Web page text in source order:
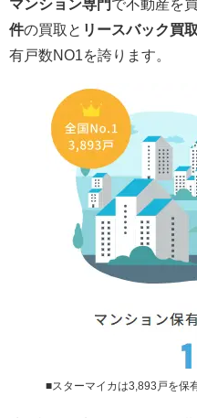
マンション専門で不動産を
件の買取と リースバック買取
有戸数NO1を誇ります。
■スターマイカは3,893戸を保